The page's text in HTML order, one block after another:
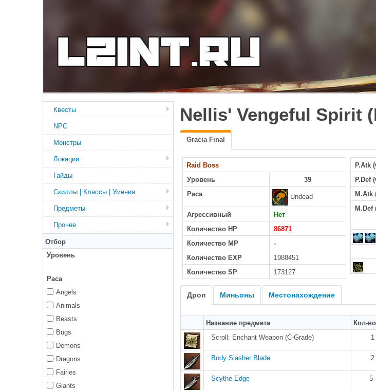
Nellis' Vengeful Spirit
Gracia Final
Raid Boss
Уровень
39
Раса
Undead
Агрессивный
Нет
Количество HP
86871
Количество MP
-
Количество EXP
1988451
Количество SP
173127
P.Atk
P.Def
M.Atk
M.Def
Дроп Миньоны Местонахождение
Название предмета Кол-во
Scroll: Enchant Weapon (C-Grade)
Body Slasher Blade 2
Scythe Edge 5
Квесты
NPC
Монстры
Локации
Гайды
Скиллы | Классы | Умения
Предметы
Прочее
Отбор
Уровень
Раса
Angels
Animals
Beasts
Bugs
Demons
Dragons
Fairies
Giants